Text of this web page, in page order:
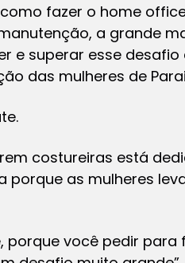
fazer o home
a grande
e superar esse desafio
das mulheres de
costureiras está
porque as mulheres
porque você pedir para